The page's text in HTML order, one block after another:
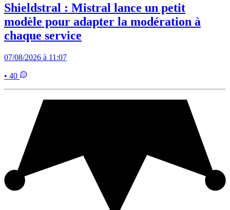
Shieldstral : Mistral lance un petit
modèle pour adapter la modération à
chaque service
07/08/2026 à 11:07
• 40